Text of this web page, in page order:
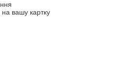
вашу картку